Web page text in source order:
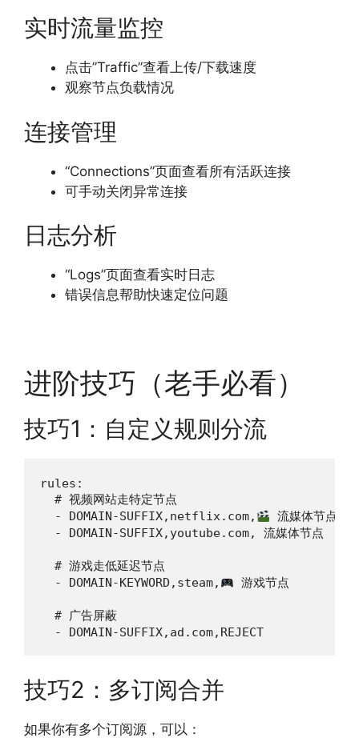
实时流量监控
点击”Traffic”查看上传/下载速度
观察节点负载情况
连接管理
“Connections”页面查看所有活跃连接
可手动关闭异常连接
日志分析
“Logs”页面查看实时日志
错误信息帮助快速定位问题
进阶技巧（老手必看）
技巧1：自定义规则分流
rules:
  # 视频网站走特定节点
  - DOMAIN-SUFFIX,netflix.com,
流媒体节点
  - DOMAIN-SUFFIX,youtube.com, 流媒体节点
  # 游戏走低延迟节点
  - DOMAIN-KEYWORD,steam,
游戏节点
  # 广告屏蔽
  - DOMAIN-SUFFIX,ad.com,REJECT
技巧2：多订阅合并
如果你有多个订阅源，可以：